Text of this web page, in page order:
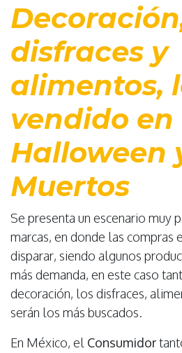
disfraces y
alimentos,
vendido en
Halloween
Muertos
Se presenta un escenario muy
marcas, en donde las compras
disparar, siendo algunos
más demanda, en este caso
decoración, los disfraces,
serán los más buscados.
En México, el Consumidor